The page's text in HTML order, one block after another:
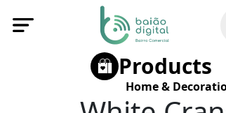
Products
Home &